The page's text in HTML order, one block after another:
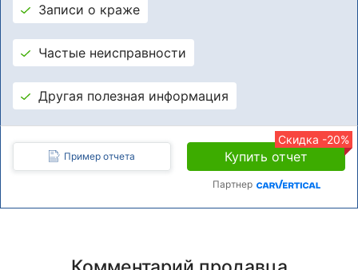
Записи о краже
Частые неисправности
Другая полезная информация
Пример отчета
Скидка -20%
Купить отчет
Партнер